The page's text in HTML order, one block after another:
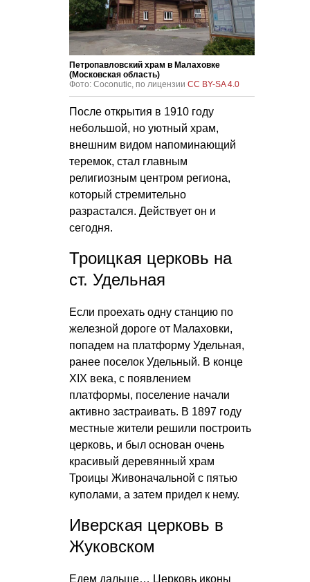
Петропавловский храм в Малаховке
(Московская область)
Фото: Coconutic, по лицензии CC BY-SA 4.0
После открытия в 1910 году
небольшой, но уютный храм,
внешним видом напоминающий
теремок, стал главным
религиозным центром региона,
который стремительно
разрастался. Действует он и
сегодня.
Троицкая церковь на
ст. Удельная
Если проехать одну станцию по
железной дороге от Малаховки,
попадем на платформу Удельная,
ранее поселок Удельный. В конце
XIX века, с появлением
платформы, поселение начали
активно застраивать. В 1897 году
местные жители решили построить
церковь, и был основан очень
красивый деревянный храм
Троицы Живоначальной с пятью
куполами, а затем придел к нему.
Иверская церковь в
Жуковском
Едем дальше… Церковь иконы